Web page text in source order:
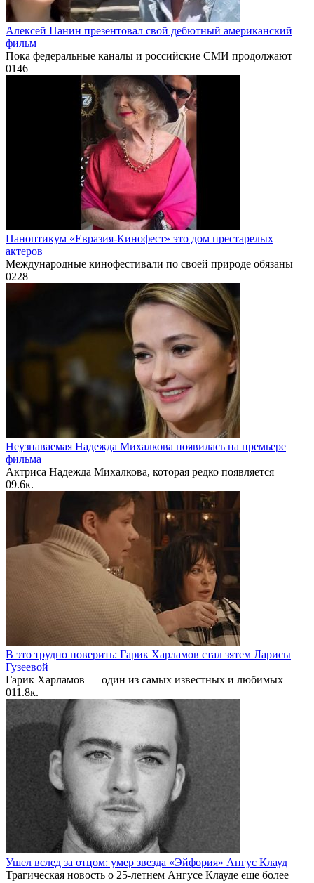
Алексей Панин презентовал свой дебютный американский
фильм
Пока федеральные каналы и российские СМИ продолжают
0146
Паноптикум «Евразия-Кинофест» это дом престарелых
актеров
Международные кинофестивали по своей природе обязаны
0228
Неузнаваемая Надежда Михалкова появилась на премьере
фильма
Актриса Надежда Михалкова, которая редко появляется
09.6к.
В это трудно поверить: Гарик Харламов стал зятем Ларисы
Гузеевой
Гарик Харламов — один из самых известных и любимых
011.8к.
Ушел вслед за отцом: умер звезда «Эйфория» Ангус Клауд
Трагическая новость о 25-летнем Ангусе Клауде еще более